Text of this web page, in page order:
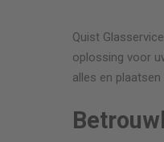
Quist
oplossing voor
alles en